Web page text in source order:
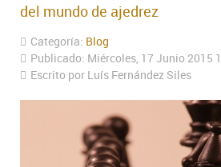
del mundo de ajedrez
Categoría: Blog
Publicado: Miércoles, 17 Junio 2015
Escrito por Luís Fernández Siles